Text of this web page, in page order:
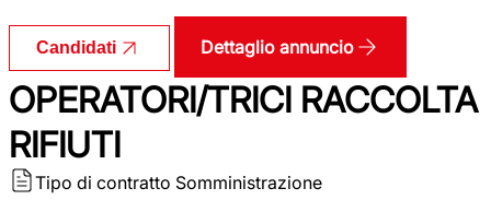
Candidati Dettaglio annuncio
OPERATORI/TRICI RACCOLTA
RIFIUTI
Tipo di contratto Somministrazione